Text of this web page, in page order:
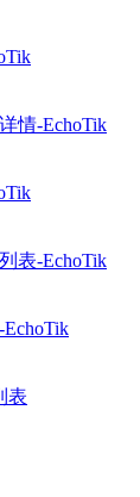
情-EchoTik
表-EchoTik
表